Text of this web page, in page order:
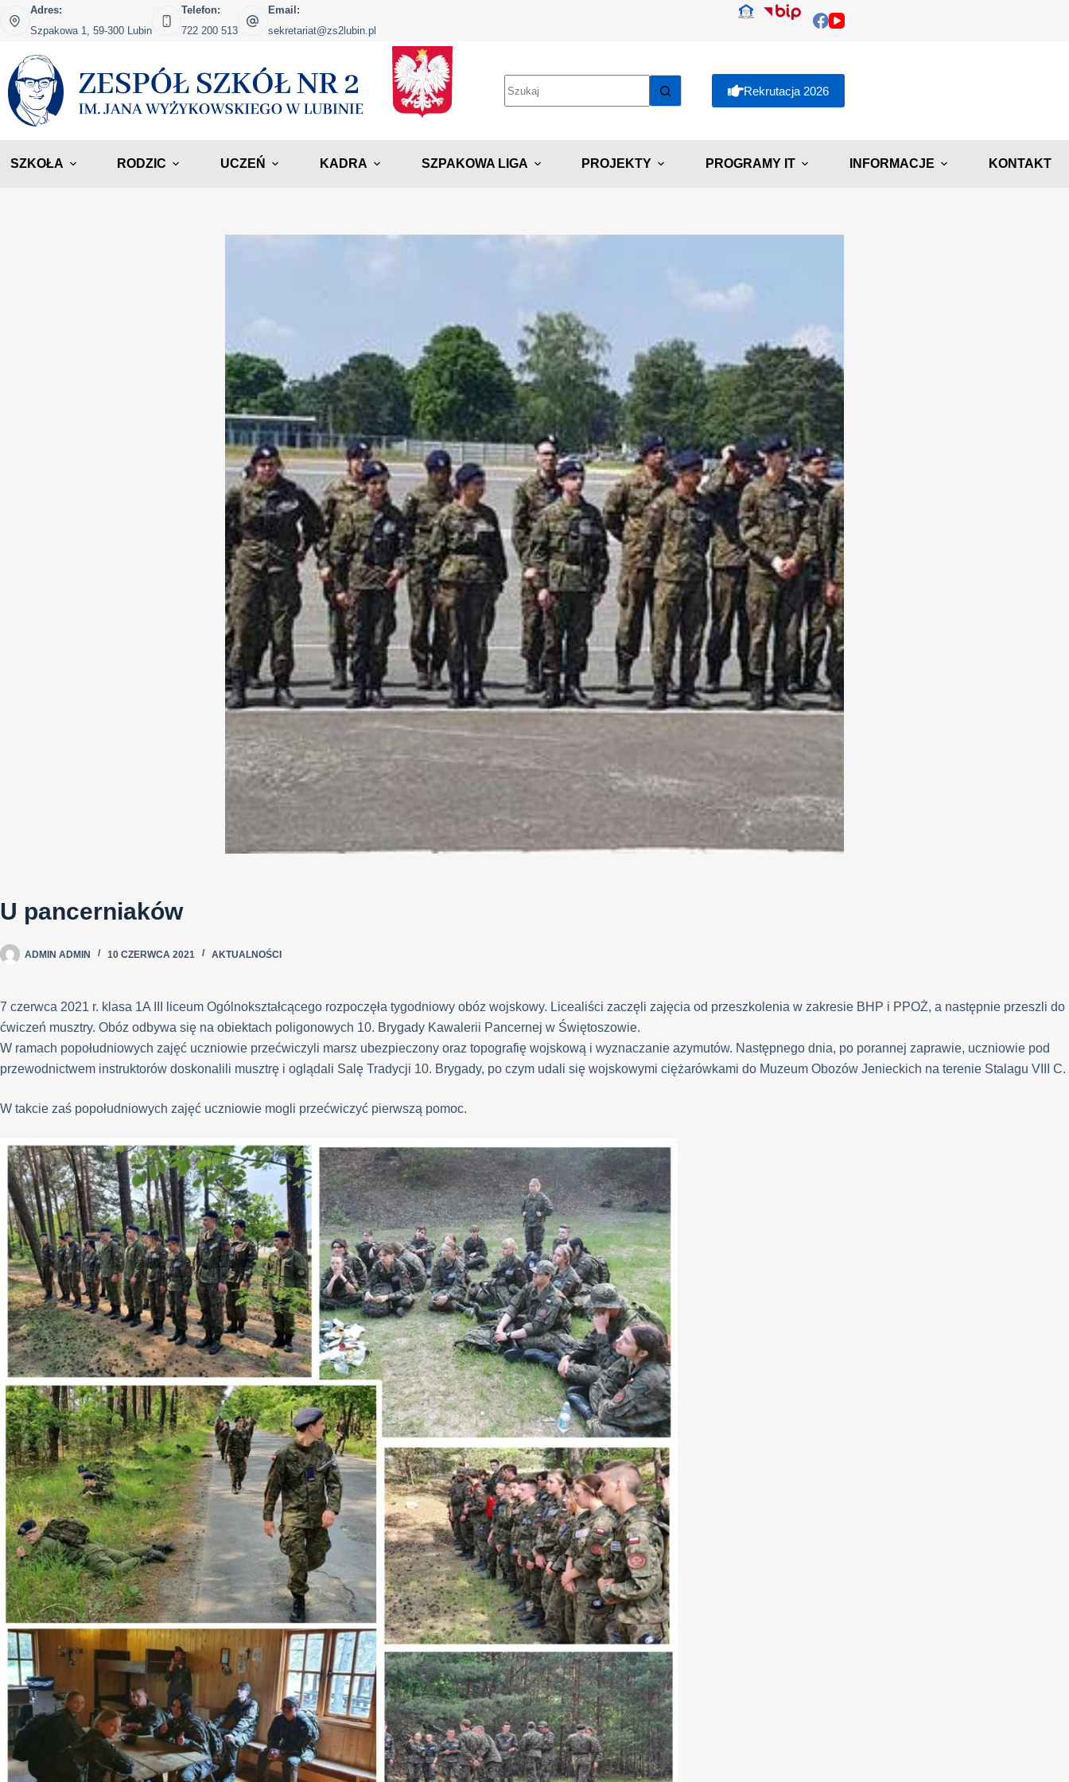
Adres:
Szpakowa 1, 59-300 Lubin
Telefon:
722 200 513
Email:
sekretariat@zs2lubin.pl
Rekrutacja 2026
SZKOŁA RODZIC UCZEŃ KADRA SZPAKOWA LIGA PROJEKTY PROGRAMY IT INFORMACJE KONTAKT
U pancerniaków
ADMIN ADMIN 10 CZERWCA 2021 AKTUALNOŚCI
7 czerwca 2021 r. klasa 1A III liceum Ogólnokształcącego rozpoczęła tygodniowy obóz wojskowy. Licealiści zaczęli zajęcia od przeszkolenia w zakresie BHP i PPOŻ, a następnie przeszli do
ćwiczeń musztry. Obóz odbywa się na obiektach poligonowych 10. Brygady Kawalerii Pancernej w Świętoszowie.
W ramach popołudniowych zajęć uczniowie przećwiczyli marsz ubezpieczony oraz topografię wojskową i wyznaczanie azymutów. Następnego dnia, po porannej zaprawie, uczniowie pod
przewodnictwem instruktorów doskonalili musztrę i oglądali Salę Tradycji 10. Brygady, po czym udali się wojskowymi ciężarówkami do Muzeum Obozów Jenieckich na terenie Stalagu VIII C.
W takcie zaś popołudniowych zajęć uczniowie mogli przećwiczyć pierwszą pomoc.